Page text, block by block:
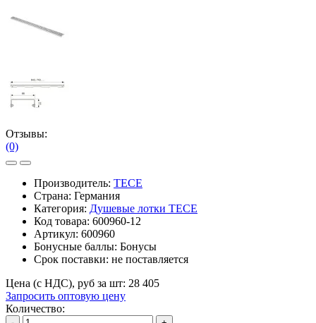
Отзывы:
(0)
Производитель: TECE
Страна: Германия
Категория: Душевые лотки TECE
Код товара: 600960-12
Артикул: 600960
Бонусные баллы: Бонусы
Срок поставки: не поставляется
Цена (с НДС), руб за шт: 28 405
Запросить оптовую цену
Количество: